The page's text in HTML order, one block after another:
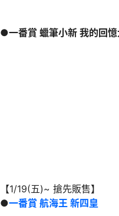
●一番賞 蠟筆小新 我的回
【1/19(五)~ 搶先販售】
●一番賞 航海王 新四皇